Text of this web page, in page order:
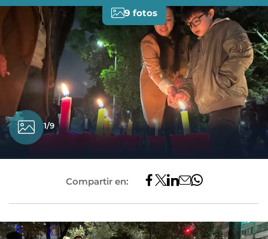
9 fotos
1/9
Compartir en: